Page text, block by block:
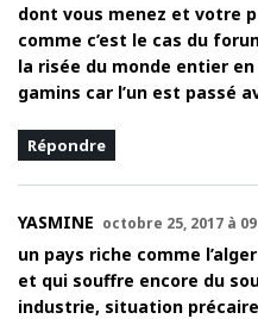
dont vous menez et votre
comme c’est le cas du
la risée du monde entier
gamins car l’un est passé
Répondre
YASMINE octobre 25, 2017 à
un pays riche comme
et qui souffre encore du
industrie, situation